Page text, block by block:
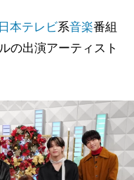
日本テレビ系音楽番組
の出演アーティスト